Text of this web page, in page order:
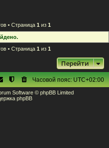
• Страница 1 из 1
• Страница 1 из 1
Перейти
Часовой пояс:UTC+02:00
Software © phpBB Limited
phpBB